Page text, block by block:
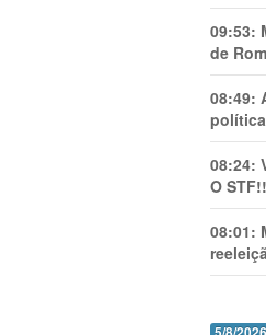
09:53:
de
08:49:
08:24:
O
08:01: